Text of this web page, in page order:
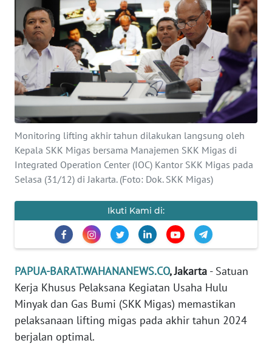
Monitoring lifting akhir tahun dilakukan langsung oleh
Kepala SKK Migas bersama Manajemen SKK Migas di
Integrated Operation Center (IOC) Kantor SKK Migas pada
Selasa (31/12) di Jakarta. (Foto: Dok. SKK Migas)
Ikuti Kami di:
PAPUA-BARAT.WAHANANEWS.CO, Jakarta - Satuan
Kerja Khusus Pelaksana Kegiatan Usaha Hulu
Minyak dan Gas Bumi (SKK Migas) memastikan
pelaksanaan lifting migas pada akhir tahun 2024
berjalan optimal.
Informasi
INDEKS
BERITA
KONTAK
KAMI
INFO
IKLAN
TENTANG
KAMI
REDAKSI
KARIR
DISCLAIMER